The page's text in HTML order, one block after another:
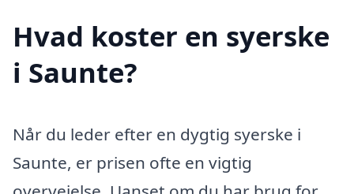
Hvad koster en syerske
i Saunte?
Når du leder efter en dygtig syerske i
Saunte, er prisen ofte en vigtig